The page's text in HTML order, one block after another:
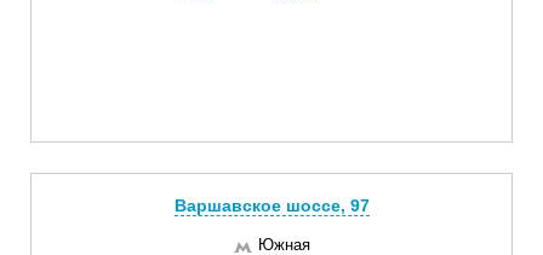
Варшавское шоссе, 97
Южная